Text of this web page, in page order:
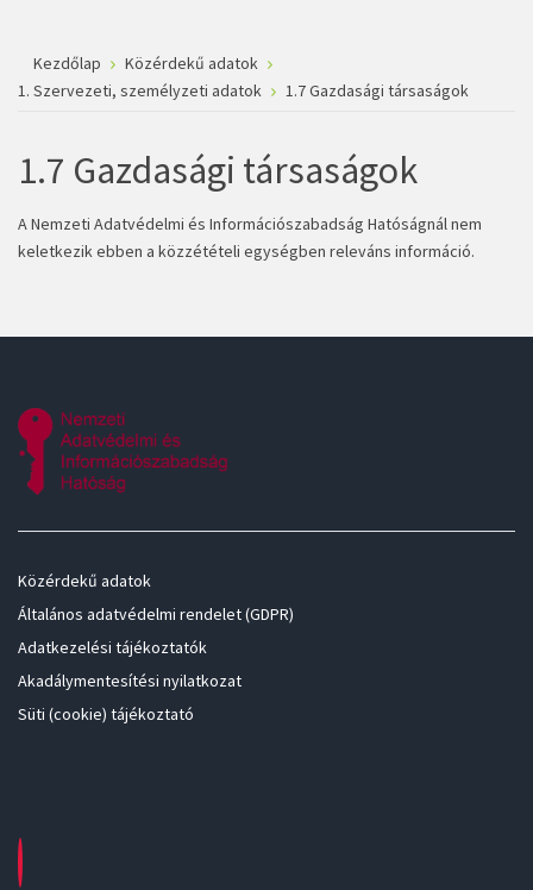
Kezdőlap
Közérdekű adatok
1. Szervezeti, személyzeti adatok
1.7 Gazdasági társaságok
1.7 Gazdasági társaságok
A Nemzeti Adatvédelmi és Információszabadság Hatóságnál nem
keletkezik ebben a közzétételi egységben releváns információ.
Közérdekű adatok
Általános adatvédelmi rendelet (GDPR)
Adatkezelési tájékoztatók
Akadálymentesítési nyilatkozat
Süti (cookie) tájékoztató